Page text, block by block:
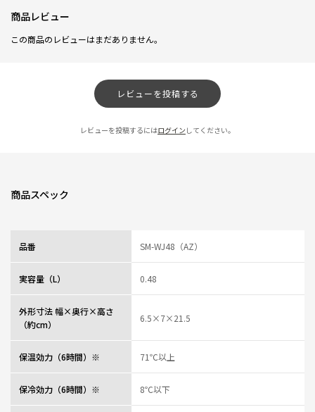
商品レビュー
この商品のレビューはまだありません。
レビューを投稿する
レビューを投稿するにはログイン してください。
商品スペック
品番 SM-WJ48（AZ）
実容量（L） 0.48
外形寸法 幅×奥行×高さ
（約cm）
6.5×7×21.5
保温効力（6時間）※ 71℃以上
保冷効力（6時間）※ 8℃以下